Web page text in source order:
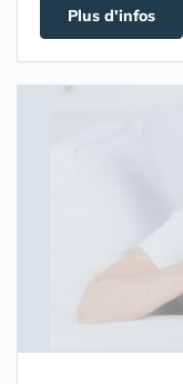
Plus d'infos